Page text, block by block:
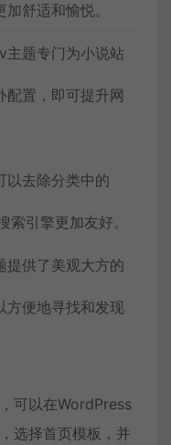
舒适和愉悦。
主题专门为小说站
配置，即可提升网
以去除分类中的
引擎更加友好。
提供了美观大方的
方便地寻找和发现
可以在WordPress
选择首页模板，并